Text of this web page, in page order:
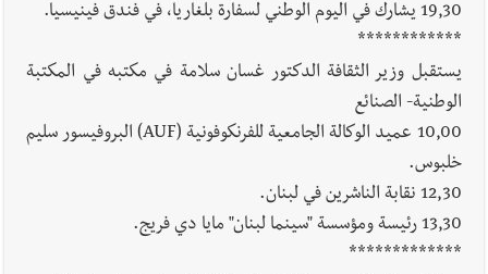
أخبار لبنان مقدمات نشرات الأخبار المسائية في لبنان ليوم الجمعة
19,30 يشارك في اليوم الوطني لسفارة بلغاريا، في فندق فينيسيا.
************
يستقبل وزير الثقافة الدكتور غسان سلامة في مكتبه في المكتبة
الوطنية- الصنائع
10,00 عميد الوكالة الجامعية للفرنكوفونية (AUF) البروفيسور سليم
خلبوس.
12,30 نقابة الناشرين في لبنان.
13,30 رئيسة ومؤسسة "سينما لبنان" مايا دي فريج.
*************